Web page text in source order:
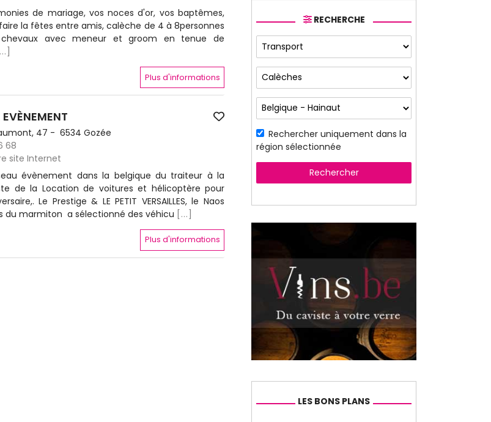
de mariage, vos noces d'or, vos baptêmes,
la fêtes entre amis, calèche de 4 à 8personnes
avec meneur et groom en tenue de
[...]
Plus d'informations
EVÈNEMENT
47 - 6534 Gozée
68
site Internet
évènement dans la belgique du traiteur à la
de la Location de voitures et hélicoptère pour
Le Prestige & LE PETIT VERSAILLES, le Naos
du marmiton a sélectionné des véhicu [...]
Plus d'informations
RECHERCHE
Rechercher uniquement dans la
région sélectionnée
Rechercher
LES BONS PLANS